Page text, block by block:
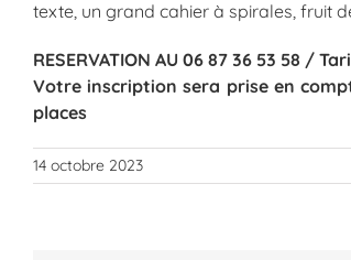
texte, un grand cahier à spirales, fruit
RESERVATION AU 06 87 36 53 58 /
Votre inscription sera prise en
places
14 octobre 2023